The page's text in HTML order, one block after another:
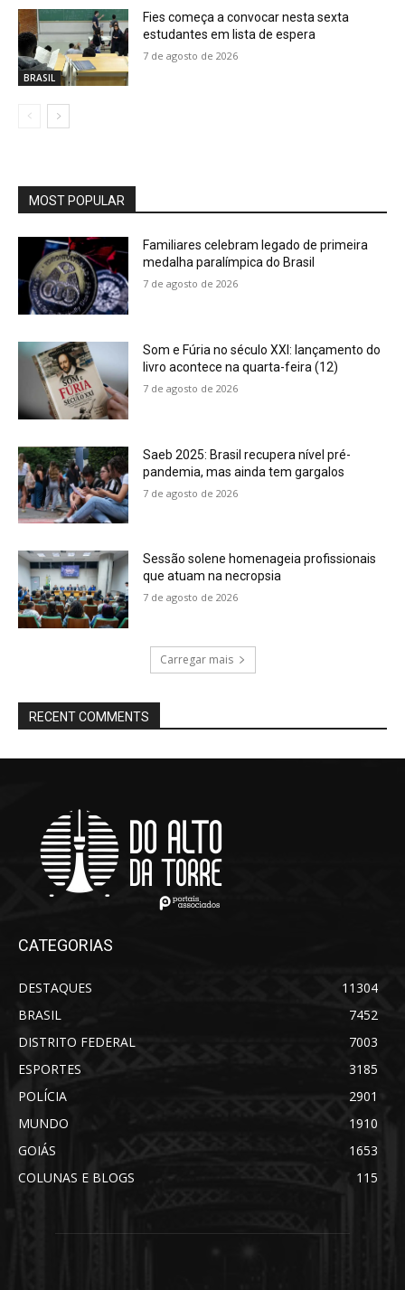
BRASIL
Fies começa a convocar nesta sexta
estudantes em lista de espera
7 de agosto de 2026
MOST POPULAR
Familiares celebram legado de primeira
medalha paralímpica do Brasil
7 de agosto de 2026
Som e Fúria no século XXI: lançamento do
livro acontece na quarta-feira (12)
7 de agosto de 2026
Saeb 2025: Brasil recupera nível pré-
pandemia, mas ainda tem gargalos
7 de agosto de 2026
Sessão solene homenageia profissionais
que atuam na necropsia
7 de agosto de 2026
Carregar mais
RECENT COMMENTS
CATEGORIAS
DESTAQUES
11304
BRASIL
7452
DISTRITO FEDERAL
7003
ESPORTES
3185
POLÍCIA
2901
MUNDO
1910
GOIÁS
1653
COLUNAS E BLOGS
115